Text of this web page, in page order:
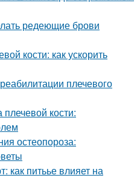
редеющие брови
кости: как ускорить
плечевого
кости:
остеопороза:
как питьье влияет на